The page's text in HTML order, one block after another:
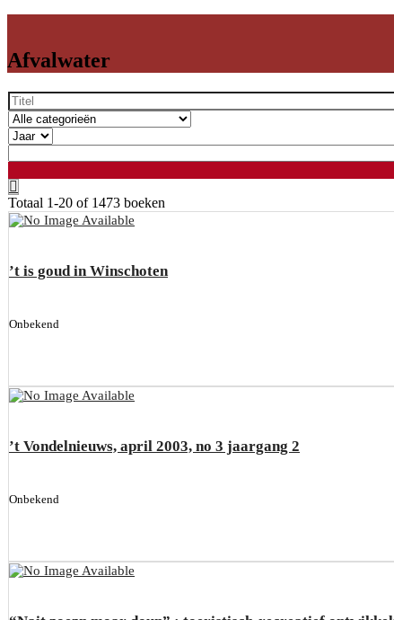
Afvalwater
Totaal 1-20 of 1473 boeken
’t is goud in Winschoten
Onbekend
’t Vondelnieuws, april 2003, no 3 jaargang 2
Onbekend